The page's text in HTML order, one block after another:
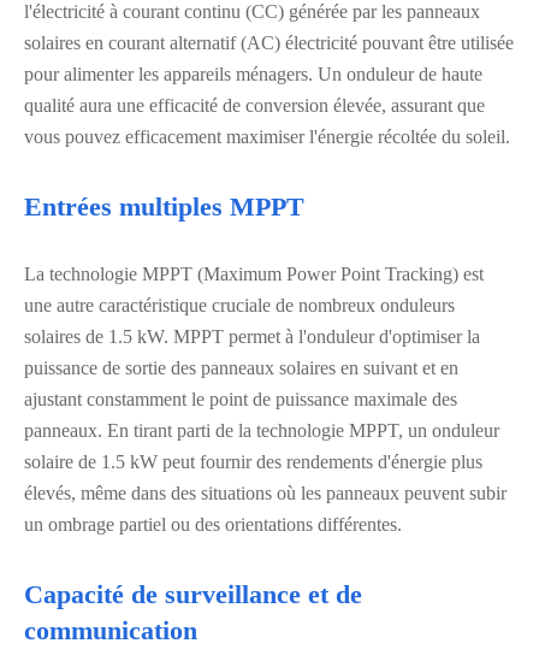
l'électricité à courant continu (CC) générée par les panneaux
solaires en courant alternatif (AC) électricité pouvant être utilisée
pour alimenter les appareils ménagers. Un onduleur de haute
qualité aura une efficacité de conversion élevée, assurant que
vous pouvez efficacement maximiser l'énergie récoltée du soleil.
Entrées multiples MPPT
La technologie MPPT (Maximum Power Point Tracking) est
une autre caractéristique cruciale de nombreux onduleurs
solaires de 1.5 kW. MPPT permet à l'onduleur d'optimiser la
puissance de sortie des panneaux solaires en suivant et en
ajustant constamment le point de puissance maximale des
panneaux. En tirant parti de la technologie MPPT, un onduleur
solaire de 1.5 kW peut fournir des rendements d'énergie plus
élevés, même dans des situations où les panneaux peuvent subir
un ombrage partiel ou des orientations différentes.
Capacité de surveillance et de
communication